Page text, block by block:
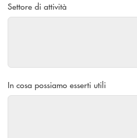
Settore di attività
In cosa possiamo esserti utili